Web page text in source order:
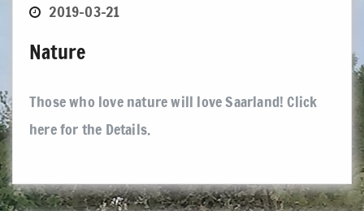
2019-03-21
Nature
Those who love nature will love Saarland! Click
here for the Details.